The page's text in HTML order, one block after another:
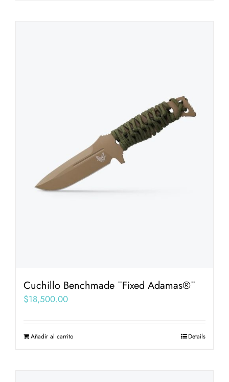
Cuchillo Benchmade ¨Fixed Adamas®¨
$18,500.00
Añadir al carrito Details